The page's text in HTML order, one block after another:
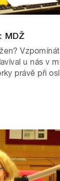
MDŽ
u nás v
právě při